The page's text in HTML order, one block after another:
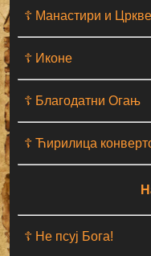
☦ Манастири и Цркве
☦ Иконе
☦ Благодатни Огањ
☦ Ћирилица
☦ Не псуј Бога!